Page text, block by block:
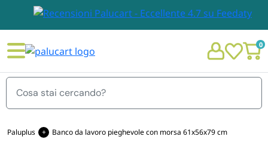
0
Menu
Paluplus Banco da lavoro pieghevole con morsa 61x56x79 cm